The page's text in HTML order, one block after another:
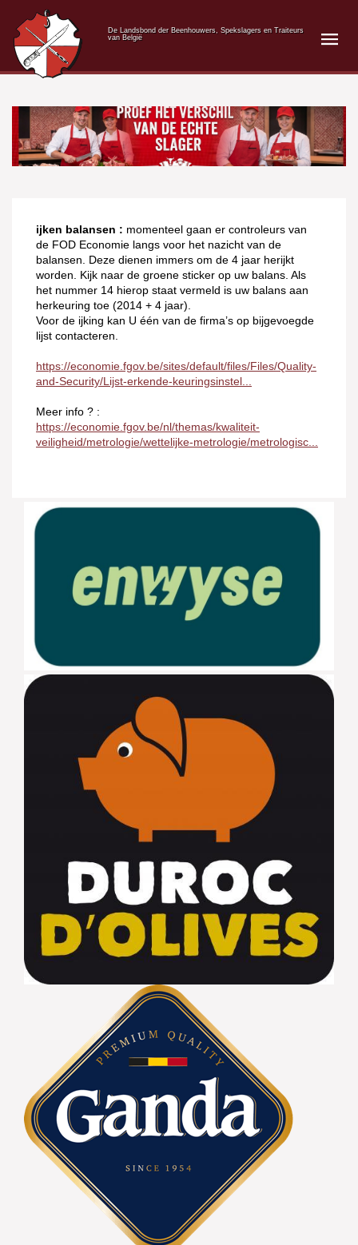
De Landsbond der Beenhouwers, Spekslagers en Traiteurs
van België
ijken balansen : momenteel gaan er controleurs van
de FOD Economie langs voor het nazicht van de
balansen. Deze dienen immers om de 4 jaar herijkt
worden. Kijk naar de groene sticker op uw balans. Als
het nummer 14 hierop staat vermeld is uw balans aan
herkeuring toe (2014 + 4 jaar).
Voor de ijking kan U één van de firma’s op bijgevoegde
lijst contacteren.
https://economie.fgov.be/sites/default/files/Files/Quality-
and-Security/Lijst-erkende-keuringsinstel...
Meer info ? :
https://economie.fgov.be/nl/themas/kwaliteit-
veiligheid/metrologie/wettelijke-metrologie/metrologisc...